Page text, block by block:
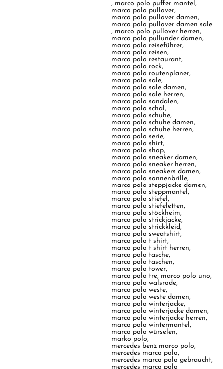
, marco polo puffer mantel,
marco polo pullover,
marco polo pullover damen,
marco polo pullover damen sale
, marco polo pullover herren,
marco polo pullunder damen,
marco polo reiseführer,
marco polo reisen,
marco polo restaurant,
marco polo rock,
marco polo routenplaner,
marco polo sale,
marco polo sale damen,
marco polo sale herren,
marco polo sandalen,
marco polo schal,
marco polo schuhe,
marco polo schuhe damen,
marco polo schuhe herren,
marco polo serie,
marco polo shirt,
marco polo shop,
marco polo sneaker damen,
marco polo sneaker herren,
marco polo sneakers damen,
marco polo sonnenbrille,
marco polo steppjacke damen,
marco polo steppmantel,
marco polo stiefel,
marco polo stiefeletten,
marco polo stöckheim,
marco polo strickjacke,
marco polo strickkleid,
marco polo sweatshirt,
marco polo t shirt,
marco polo t shirt herren,
marco polo tasche,
marco polo taschen,
marco polo tower,
marco polo tre, marco polo uno,
marco polo walsrode,
marco polo weste,
marco polo weste damen,
marco polo winterjacke,
marco polo winterjacke damen,
marco polo winterjacke herren,
marco polo wintermantel,
marco polo würselen,
marko polo,
mercedes benz marco polo,
mercedes marco polo,
mercedes marco polo gebraucht,
mercedes marco polo